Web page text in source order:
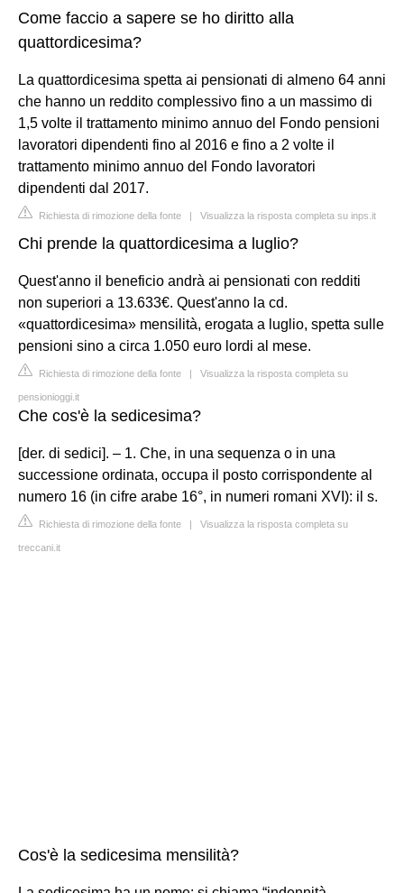
Come faccio a sapere se ho diritto alla
quattordicesima?
La quattordicesima spetta ai pensionati di almeno 64 anni
che hanno un reddito complessivo fino a un massimo di
1,5 volte il trattamento minimo annuo del Fondo pensioni
lavoratori dipendenti fino al 2016 e fino a 2 volte il
trattamento minimo annuo del Fondo lavoratori
dipendenti dal 2017.
Richiesta di rimozione della fonte | Visualizza la risposta completa su inps.it
Chi prende la quattordicesima a luglio?
Quest'anno il beneficio andrà ai pensionati con redditi
non superiori a 13.633€. Quest'anno la cd.
«quattordicesima» mensilità, erogata a luglio, spetta sulle
pensioni sino a circa 1.050 euro lordi al mese.
Richiesta di rimozione della fonte | Visualizza la risposta completa su
pensionioggi.it
Che cos'è la sedicesima?
[der. di sedici]. – 1. Che, in una sequenza o in una
successione ordinata, occupa il posto corrispondente al
numero 16 (in cifre arabe 16°, in numeri romani XVI): il s.
Richiesta di rimozione della fonte | Visualizza la risposta completa su
treccani.it
Cos'è la sedicesima mensilità?